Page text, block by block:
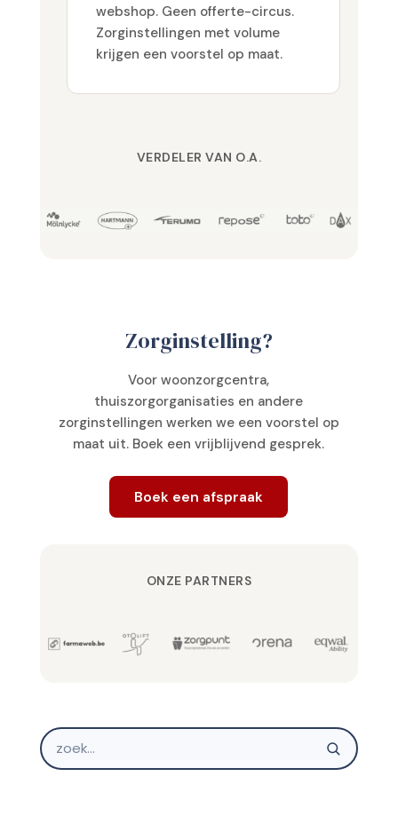
webshop. Geen offerte-circus.
Zorginstellingen met volume
krijgen een voorstel op maat.
VERDELER VAN O.A.
Zorginstelling?
Voor woonzorgcentra,
thuiszorgorganisaties en andere
zorginstellingen werken we een voorstel op
maat uit. Boek een vrijblijvend gesprek.
Boek een afspraak
ONZE PARTNERS